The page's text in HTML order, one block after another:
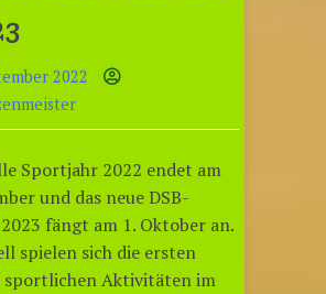
2022
Sportjahr 2022 endet am
und das neue DSB-
fängt am 1. Oktober an.
spielen sich die ersten
Aktivitäten im